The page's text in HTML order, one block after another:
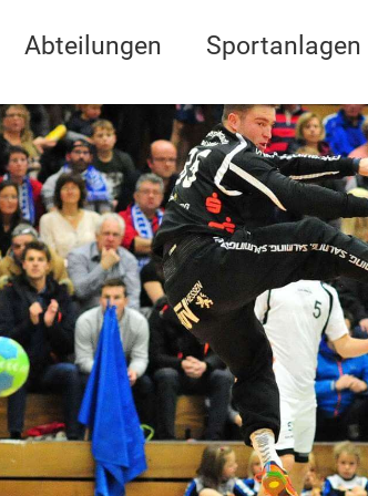
Abteilungen Sportanlagen